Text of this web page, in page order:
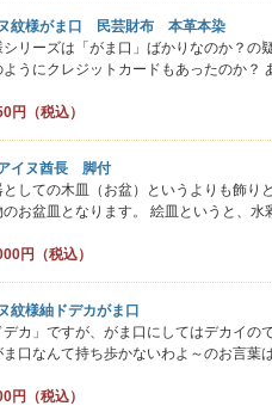
紋様がま口 民芸財布 本革本染
シリーズは「がま口」ばかりなのか？の
うにクレジットカードもあったのか？
円（税込）
イヌ酋長 脚付
しての木皿（お盆）というよりも飾り
お盆皿となります。 絵皿というと、水
円（税込）
紋様紬ドデカがま口
カ」ですが、がま口にしてはデカイの
口なんて持ち歩かないわよ～のお言葉
円（税込）